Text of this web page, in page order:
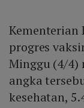
Kementerian
progres
Minggu (4/4)
angka
kesehatan,